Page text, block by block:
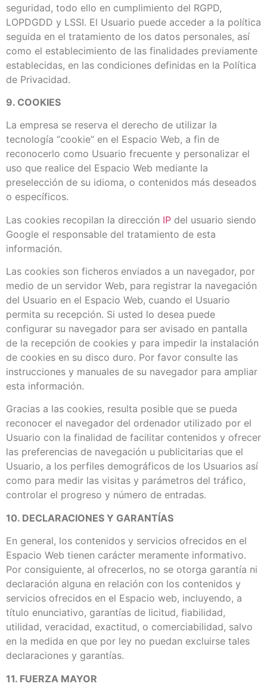
seguridad, todo ello en cumplimiento del RGPD,
LOPDGDD y LSSI. El Usuario puede acceder a la política
seguida en el tratamiento de los datos personales, así
como el establecimiento de las finalidades previamente
establecidas, en las condiciones definidas en la Política
de Privacidad.
9. COOKIES
La empresa se reserva el derecho de utilizar la
tecnología “cookie” en el Espacio Web, a fin de
reconocerlo como Usuario frecuente y personalizar el
uso que realice del Espacio Web mediante la
preselección de su idioma, o contenidos más deseados
o específicos.
Las cookies recopilan la dirección IP del usuario siendo
Google el responsable del tratamiento de esta
información.
Las cookies son ficheros enviados a un navegador, por
medio de un servidor Web, para registrar la navegación
del Usuario en el Espacio Web, cuando el Usuario
permita su recepción. Si usted lo desea puede
configurar su navegador para ser avisado en pantalla
de la recepción de cookies y para impedir la instalación
de cookies en su disco duro. Por favor consulte las
instrucciones y manuales de su navegador para ampliar
esta información.
Gracias a las cookies, resulta posible que se pueda
reconocer el navegador del ordenador utilizado por el
Usuario con la finalidad de facilitar contenidos y ofrecer
las preferencias de navegación u publicitarias que el
Usuario, a los perfiles demográficos de los Usuarios así
como para medir las visitas y parámetros del tráfico,
controlar el progreso y número de entradas.
10. DECLARACIONES Y GARANTÍAS
En general, los contenidos y servicios ofrecidos en el
Espacio Web tienen carácter meramente informativo.
Por consiguiente, al ofrecerlos, no se otorga garantía ni
declaración alguna en relación con los contenidos y
servicios ofrecidos en el Espacio web, incluyendo, a
título enunciativo, garantías de licitud, fiabilidad,
utilidad, veracidad, exactitud, o comerciabilidad, salvo
en la medida en que por ley no puedan excluirse tales
declaraciones y garantías.
11. FUERZA MAYOR